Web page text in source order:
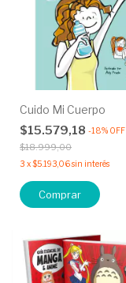
Cuido Mi Cuerpo
$15.579,18 -18% OFF
$18.999,00
3 x$5.193,06sin interés